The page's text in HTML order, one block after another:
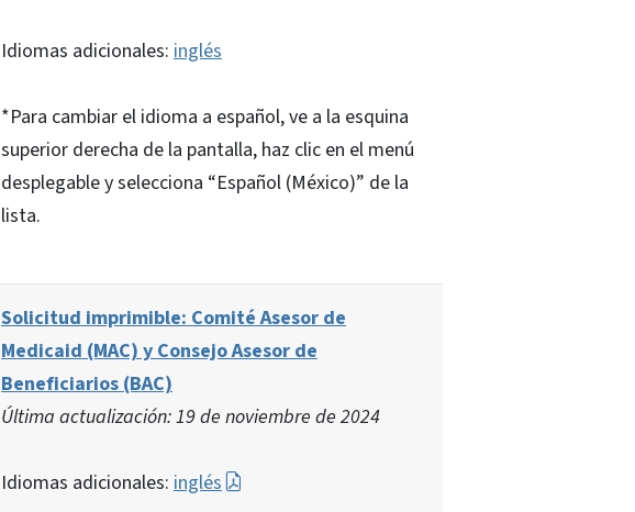
Idiomas adicionales: inglés
*Para cambiar el idioma a español, ve a la esquina
superior derecha de la pantalla, haz clic en el menú
desplegable y selecciona “Español (México)” de la
lista.
Solicitud imprimible: Comité Asesor de
Medicaid (MAC) y Consejo Asesor de
Beneficiarios (BAC)
Última actualización: 19 de noviembre de 2024
Idiomas adicionales: inglés